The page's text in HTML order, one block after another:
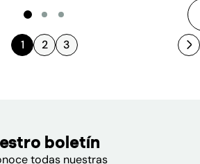
1 2 3
boletín
todas nuestras